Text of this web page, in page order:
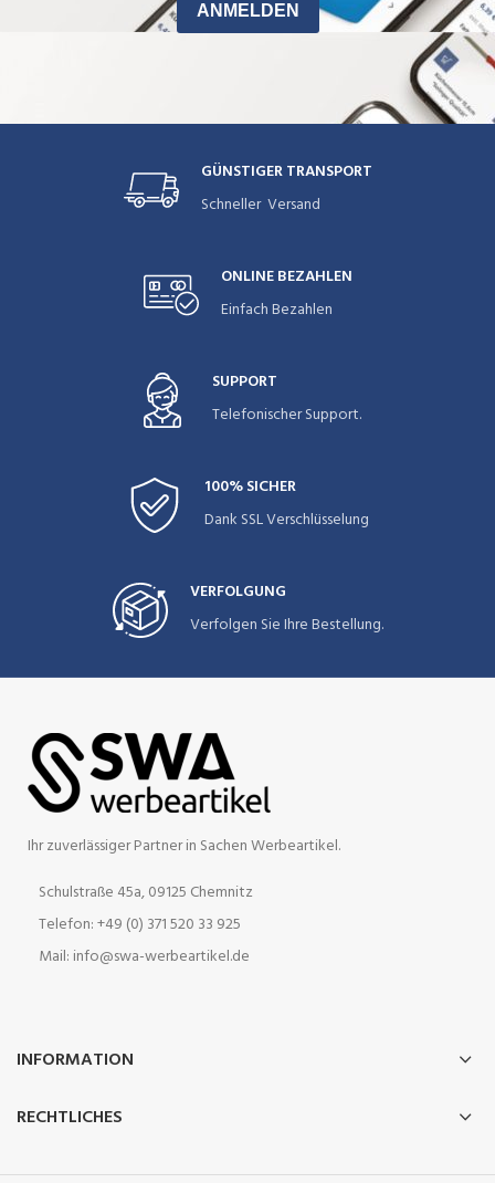
ANMELDEN
GÜNSTIGER TRANSPORT
Schneller Versand
ONLINE BEZAHLEN
Einfach Bezahlen
SUPPORT
Telefonischer Support.
100% SICHER
Dank SSL Verschlüsselung
VERFOLGUNG
Verfolgen Sie Ihre Bestellung.
Ihr zuverlässiger Partner in Sachen Werbeartikel.
Schulstraße 45a, 09125 Chemnitz
Telefon: +49 (0) 371 520 33 925
Mail: info@swa-werbeartikel.de
INFORMATION
RECHTLICHES